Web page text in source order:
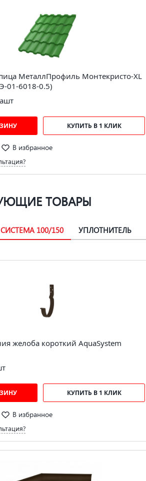
МеталлПрофиль Монтекристо-XL
01-6018-0.5)
шт
КУПИТЬ В 1 КЛИК
В избранное
ТОВАРЫ
100/150 УПЛОТНИТЕЛЬ
желоба короткий AquaSystem
КУПИТЬ В 1 КЛИК
В избранное